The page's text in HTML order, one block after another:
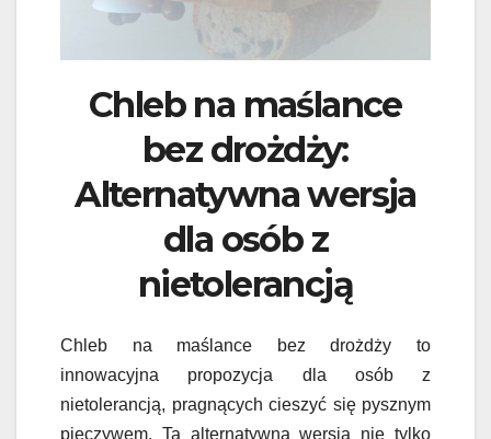
Chleb na maślance
bez drożdży:
Alternatywna wersja
dla osób z
nietolerancją
Chleb na maślance bez drożdży to
innowacyjna propozycja dla osób z
nietolerancją, pragnących cieszyć się pysznym
pieczywem. Ta alternatywna wersja nie tylko